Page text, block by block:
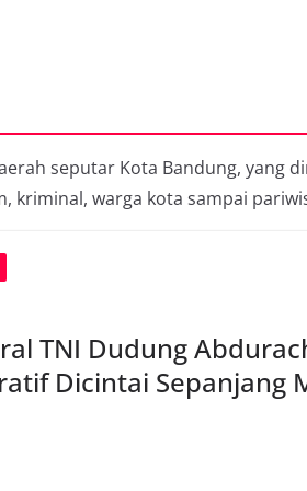
seputar Kota Bandung, yang
kriminal, warga kota sampai
TNI Dudung
Dicintai Sepanjang